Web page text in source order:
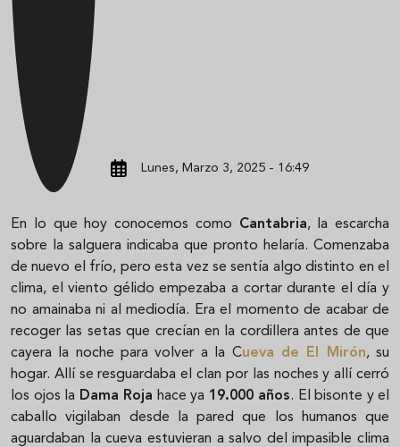
Lunes, Marzo 3, 2025 - 16:49
En lo que hoy conocemos como Cantabria, la escarcha
sobre la salguera indicaba que pronto helaría. Comenzaba
de nuevo el frío, pero esta vez se sentía algo distinto en el
clima, el viento gélido empezaba a cortar durante el día y
no amainaba ni al mediodía. Era el momento de acabar de
recoger las setas que crecían en la cordillera antes de que
cayera la noche para volver a la Cueva de El Mirón, su
hogar. Allí se resguardaba el clan por las noches y allí cerró
los ojos la Dama Roja hace ya 19.000 años. El bisonte y el
caballo vigilaban desde la pared que los humanos que
aguardaban la cueva estuvieran a salvo del impasible clima